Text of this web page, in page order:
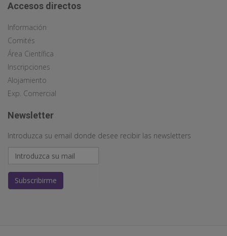
Accesos directos
Información
Comités
Área Científica
Inscripciones
Alojamiento
Exp. Comercial
Newsletter
Introduzca su email donde desee recibir las newsletters
Subscribirme